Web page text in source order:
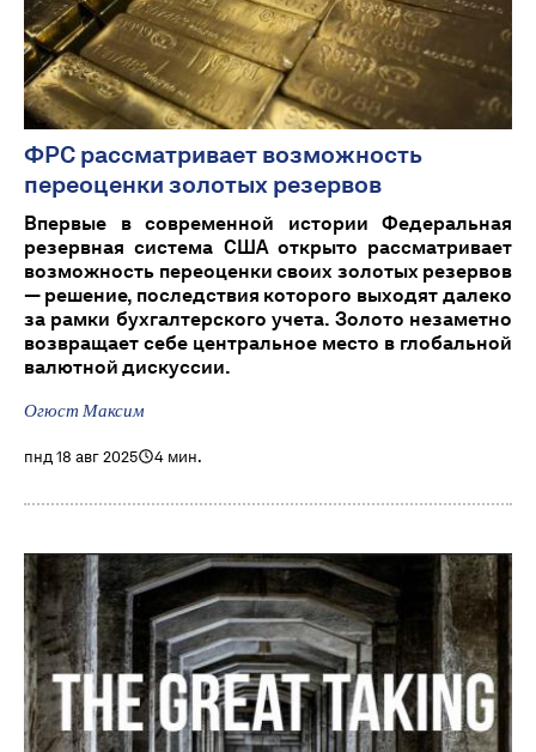
ФРС рассматривает возможность
переоценки золотых резервов
Впервые в современной истории Федеральная
резервная система США открыто рассматривает
возможность переоценки своих золотых резервов
— решение, последствия которого выходят далеко
за рамки бухгалтерского учета. Золото незаметно
возвращает себе центральное место в глобальной
валютной дискуссии.
Огюст Максим
пнд 18 авг 2025 4 мин.